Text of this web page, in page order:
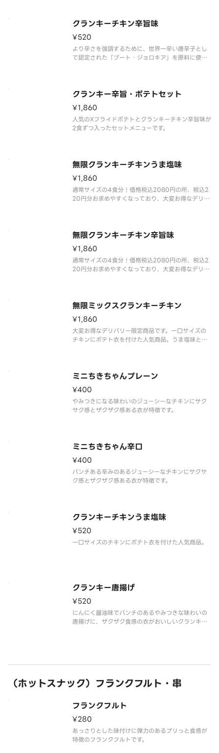
クランキーチキン辛旨味
¥520
より辛さを強調するために、世界一辛い唐辛子とし
て認定された「ブート・ジョロキア」を原料に使用
クランキー辛旨・ポテトセット
¥1,860
人気のXフライドポテトとクランキーチキン辛旨味が
2食ずつ入ったセットメニューです。
無限クランキーチキンうま塩味
¥1,860
通常サイズの4食分！価格税込2080円の所、税込2
20円分お求めやすくなっており、大変お得なデリバ
無限クランキーチキン辛旨味
¥1,860
通常サイズの4食分！価格税込2080円の所、税込2
20円分お求めやすくなっており、大変お得なデリバ
さが特長で、辛い物好きの方にも指示される味付け
無限ミックスクランキーチキン
¥1,860
大変お得なデリバリー限定商品です。一口サイズの
チキンにポテト衣を付けた人気商品。うま塩味と辛
ミニちきちゃんプレーン
¥400
やみつきになる味わいのジューシーなチキンにサク
サク感とザクザク感ある衣が特徴です。
ミニちきちゃん辛口
¥400
パンチある辛みのあるジューシーなチキンにサクサ
ク感とザクザク感ある衣が特徴です。
クランキーチキンうま塩味
¥520
一口サイズのチキンにポテト衣を付けた人気商品。
クランキー唐揚げ
¥520
にんにく醤油味でパンチのあるやみつきな味わいの
唐揚げに、ザクザク食感の衣がおいしいクランキー
（ホットスナック）フランクフルト・串
フランクフルト
¥280
あっさりとした味付けに弾力のあるプリっと食感が
特徴のフランクフルトです。